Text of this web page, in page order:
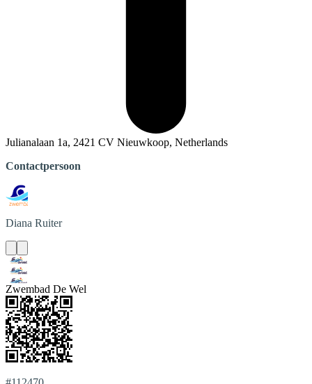
Julianalaan 1a, 2421 CV Nieuwkoop, Netherlands
Contactpersoon
Diana Ruiter
Zwembad De Wel